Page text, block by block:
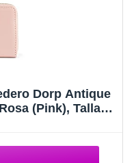
Dorp Antique
(Pink), Talla